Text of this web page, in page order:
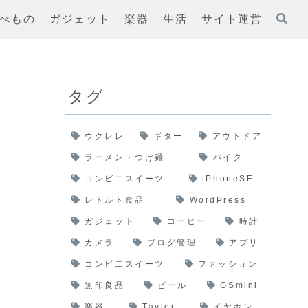
もの ガジェット 楽器 生活 サイト運営
タグ
ウクレレ ギター アウトドア
ラーメン・つけ麺 バイク
コンビニスイーツ iPhoneSE
レトルト食品 WordPress
ガジェット コーヒー 時計
カメラ ブログ管理 アプリ
コンビ二スイーツ ファッション
無印良品 ビール GSmini